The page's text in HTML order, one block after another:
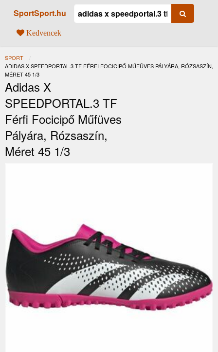
SportSport.hu
Kedvencek
SPORT
JELENLEGI:
ADIDAS X SPEEDPORTAL.3 TF FÉRFI FOCICIPŐ MŰFÜVES PÁLYÁRA, RÓZSASZÍN,
MÉRET 45 1/3
Adidas X
SPEEDPORTAL.3 TF
Férfi Focicipő Műfüves
Pályára, Rózsaszín,
Méret 45 1/3